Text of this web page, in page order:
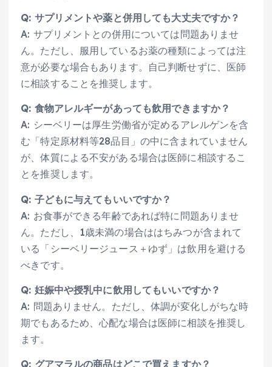
Q: サプリメントや薬と併用しても大丈夫ですか？
A: サプリメントとの併用については問題ありませ
ん。ただし、服用しているお薬の種類によっては注
意が必要な場合もあります。自己判断せずに、医師
に相談することを推奨します。
Q: 食物アレルギーがあっても飲用できますか？
A: シーベリーは厚生労働省が定めるアレルゲンを含
む「特定原材料等28品目」の中に含まれていません
が、体質による不安がある場合は医師に相談するこ
とを推奨します。
Q: 子どもに与えてもいいですか？
A: お食事ができる年齢であれば特に問題ありませ
ん。ただし、1歳未満の場合ははちみつが含まれて
いる「シーベリージュース＋ゆず」は飲用を避ける
べきです。
Q: 妊娠中や授乳中に飲用してもいいですか？
A: 問題ありません。ただし、体調が変化しがちな時
期でもあるため、心配な場合は医師に相談を推奨し
ます。
Q: グアマラルの商品はどこで買えますか？